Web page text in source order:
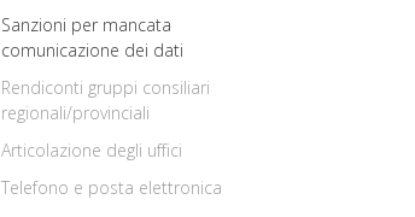
Sanzioni per mancata
comunicazione dei dati
Rendiconti gruppi consiliari
regionali/provinciali
Articolazione degli uffici
Telefono e posta elettronica